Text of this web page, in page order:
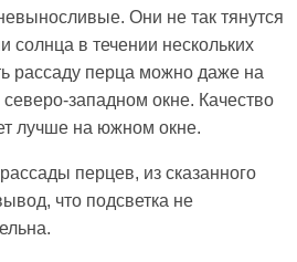
Они не так тянутся
солнца в течении нескольких
рассаду перца можно даже на
западном окне. Качество
лучше на южном окне.
перцев, из сказанного
что подсветка не